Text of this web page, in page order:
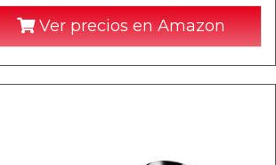
Ver precios en Amazon